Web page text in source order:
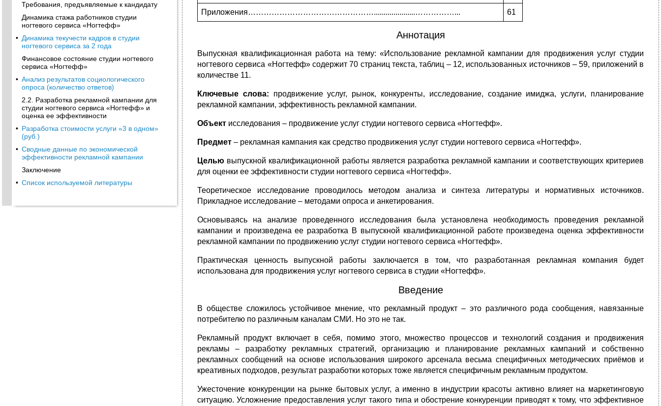
Требования, предъявляемые к кандидату
Динамика стажа работников студии
ногтевого сервиса «Ногтефф»
• Динамика текучести кадров в студии
ногтевого сервиса за 2 года
Финансовое состояние студии ногтевого
сервиса «Ногтефф»
• Анализ результатов социологического
опроса (количество ответов)
2.2. Разработка рекламной кампании для
студии ногтевого сервиса «Ногтефф» и
оценка ее эффективности
• Разработка стоимости услуги «3 в одном»
(руб.)
• Сводные данные по экономической
эффективности рекламной кампании
Заключение
• Список используемой литературы
Приложения………………………………………….....................……………... 61
Аннотация
Выпускная квалификационная работа на тему: «Использование рекламной кампании для продвижения услуг студии
ногтевого сервиса «Ногтефф» содержит 70 страниц текста, таблиц – 12, использованных источников – 59, приложений в
количестве 11.
Ключевые слова: продвижение услуг, рынок, конкуренты, исследование, создание имиджа, услуги, планирование
рекламной кампании, эффективность рекламной кампании.
Объект исследования – продвижение услуг студии ногтевого сервиса «Ногтефф».
Предмет – рекламная кампания как средство продвижения услуг студии ногтевого сервиса «Ногтефф».
Целью выпускной квалификационной работы является разработка рекламной кампании и соответствующих критериев
для оценки ее эффективности студии ногтевого сервиса «Ногтефф».
Теоретическое исследование проводилось методом анализа и синтеза литературы и нормативных источников.
Прикладное исследование – методами опроса и анкетирования.
Основываясь на анализе проведенного исследования была установлена необходимость проведения рекламной
кампании и произведена ее разработка В выпускной квалификационной работе произведена оценка эффективности
рекламной кампании по продвижению услуг студии ногтевого сервиса «Ногтефф».
Практическая ценность выпускной работы заключается в том, что разработанная рекламная компания будет
использована для продвижения услуг ногтевого сервиса в студии «Ногтефф».
Введение
В обществе сложилось устойчивое мнение, что рекламный продукт – это различного рода сообщения, навязанные
потребителю по различным каналам СМИ. Но это не так.
Рекламный продукт включает в себя, помимо этого, множество процессов и технологий создания и продвижения
рекламы – разработку рекламных стратегий, организацию и планирование рекламных кампаний и собственно
рекламных сообщений на основе использования широкого арсенала весьма специфичных методических приёмов и
креативных подходов, результат разработки которых тоже является специфичным рекламным продуктом.
Ужесточение конкуренции на рынке бытовых услуг, а именно в индустрии красоты активно влияет на маркетинговую
ситуацию. Усложнение предоставления услуг такого типа и обострение конкуренции приводят к тому, что эффективное